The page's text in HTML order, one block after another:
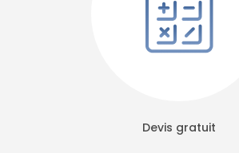
Devis gratuit